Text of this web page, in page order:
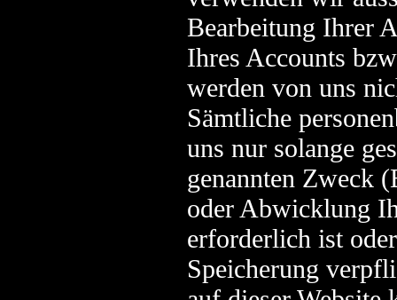
Bearbeitung Ihrer
Ihres Accounts
werden von uns
Sämtliche
uns nur solange
genannten Zweck
oder Abwicklung
erforderlich ist
Speicherung